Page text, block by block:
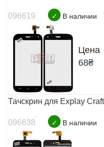
096619 ✓ В наличии
Цена
68₴
Тачскрин для Explay
096638 ✓ В наличии